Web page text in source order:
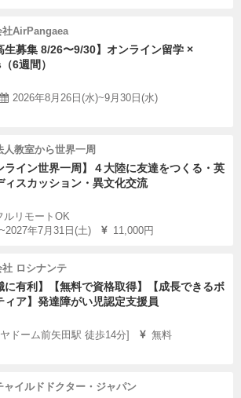
社AirPangaea
生募集 8/26〜9/30】オンライン留学 ×
6週間）
2026年8月26日(水)~9月30日(水)
人教室から世界一周
ライン世界一周】４大陸に友達をつくる・英
ィスカッション・異文化交流
ルリモートOK
年7月31日(土)
11,000円
社 ロシナンテ
に有利】【無料で資格取得】【成長できるボ
ィア】発達障がい児認定支援員
ドーム前矢田駅 徒歩14分]
無料
ャイルドドクター・ジャパン